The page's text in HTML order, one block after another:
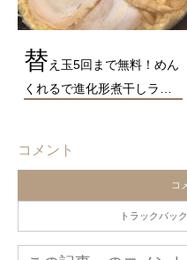
替え玉5回まで無料！めん
くれるで進化形煮干しラ…
コメント
コ
トラックバッ